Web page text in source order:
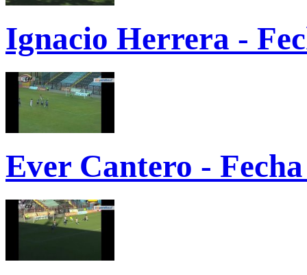
Ignacio Herrera -
Ever Cantero -